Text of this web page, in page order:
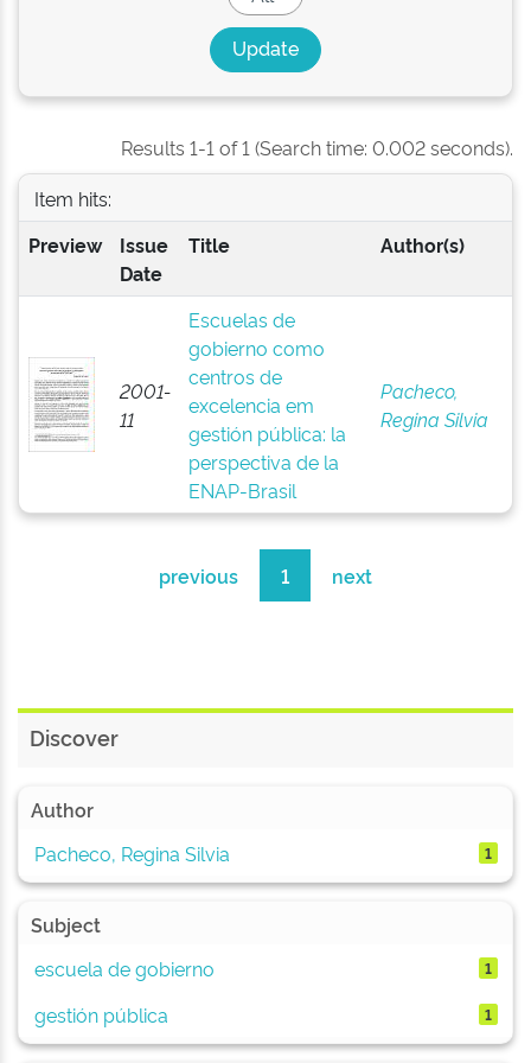
Results 1-1 of 1 (Search time: 0.002 seconds).
Item hits:
Preview
Issue
Date
Title Author(s)
2001-
11
Escuelas de
gobierno como
centros de
excelencia em
gestión pública: la
perspectiva de la
ENAP-Brasil
Pacheco,
Regina Silvia
previous 1 next
Discover
Author
Pacheco, Regina Silvia
1
Subject
escuela de gobierno
1
gestión pública 1